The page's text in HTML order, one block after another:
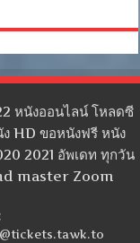
หนังออนไลน์ โหลดซี
HD ขอหนังฟรี หนัง
2021 อัพเดท ทุกวัน
master Zoom